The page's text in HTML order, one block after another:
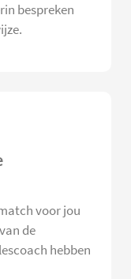
bespreken
voor jou
de
hebben